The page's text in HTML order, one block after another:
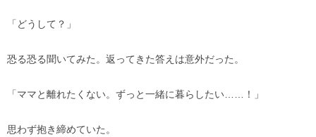
「どうして？」
恐る恐る聞いてみた。返ってきた答えは意外だった。
「ママと離れたくない。ずっと一緒に暮らしたい……！」
思わず抱き締めていた。